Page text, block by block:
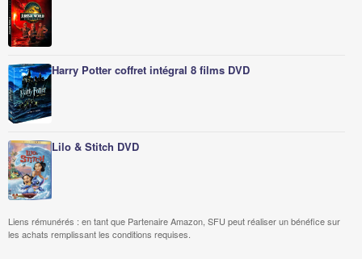
Harry Potter coffret intégral 8 films DVD
Lilo & Stitch DVD
Liens rémunérés : en tant que Partenaire Amazon, SFU peut réaliser un bénéfice sur
les achats remplissant les conditions requises.